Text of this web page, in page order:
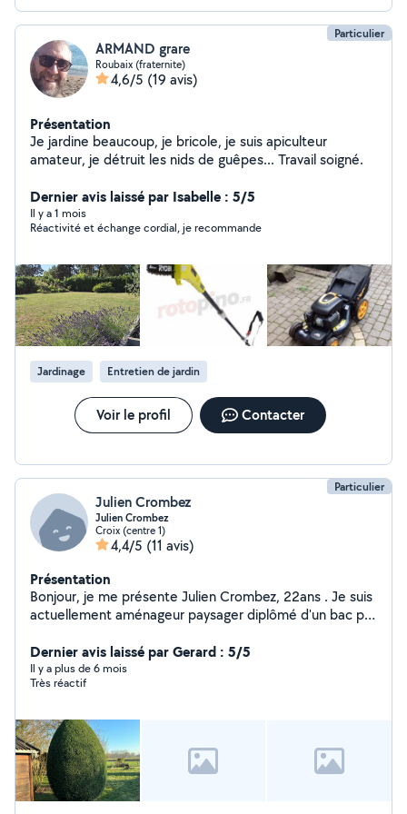
Particulier
ARMAND grare
Roubaix (fraternite)
4,6/5 (19 avis)
Présentation
Je jardine beaucoup, je bricole, je suis apiculteur
amateur, je détruit les nids de guêpes... Travail soigné.
Dernier avis laissé par Isabelle : 5/5
Il y a 1 mois
Réactivité et échange cordial, je recommande
Jardinage Entretien de jardin
Voir le profil Contacter
Particulier
Julien Crombez
Julien Crombez
Croix (centre 1)
4,4/5 (11 avis)
Présentation
Bonjour, je me présente Julien Crombez, 22ans . Je suis
actuellement aménageur paysager diplômé d'un bac pro
ans.
Dernier avis laissé par Gerard : 5/5
Il y a plus de 6 mois
Très réactif